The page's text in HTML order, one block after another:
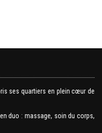
ses quartiers en plein cœur de
duo : massage, soin du corps,